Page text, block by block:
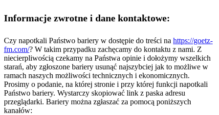
Informacje zwrotne i dane kontaktowe:
Czy napotkali Państwo bariery w dostępie do treści na https://goetz-
fm.com/? W takim przypadku zachęcamy do kontaktu z nami. Z
niecierpliwością czekamy na Państwa opinie i dołożymy wszelkich
starań, aby zgłoszone bariery usunąć najszybciej jak to możliwe w
ramach naszych możliwości technicznych i ekonomicznych.
Prosimy o podanie, na której stronie i przy której funkcji napotkali
Państwo bariery. Wystarczy skopiować link z paska adresu
przeglądarki. Bariery można zgłaszać za pomocą poniższych
kanałów: